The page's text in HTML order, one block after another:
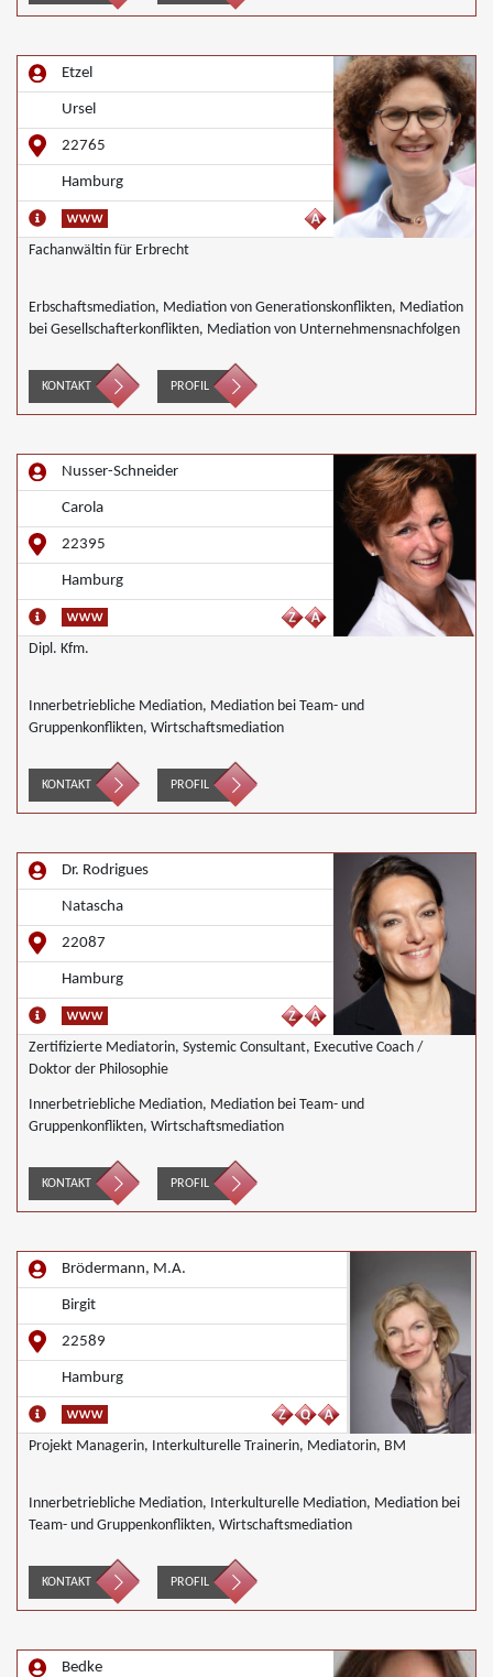
Gruppenkonflikten, Mediation von Unternehmensnachfolgen,
Etzel
Ursel
22765
Hamburg
Fachanwältin für Erbrecht
Erbschaftsmediation, Mediation von Generationskonflikten, Mediation
bei Gesellschafterkonflikten, Mediation von Unternehmensnachfolgen
KONTAKT PROFIL
Nusser-Schneider
Carola
22395
Hamburg
Dipl. Kfm.
Innerbetriebliche Mediation, Mediation bei Team- und
Gruppenkonflikten, Wirtschaftsmediation
KONTAKT PROFIL
Dr. Rodrigues
Natascha
22087
Hamburg
Zertifizierte Mediatorin, Systemic Consultant, Executive Coach /
Doktor der Philosophie
Innerbetriebliche Mediation, Mediation bei Team- und
Gruppenkonflikten, Wirtschaftsmediation
KONTAKT PROFIL
Brödermann, M.A.
Birgit
22589
Hamburg
Projekt Managerin, Interkulturelle Trainerin, Mediatorin, BM
Innerbetriebliche Mediation, Interkulturelle Mediation, Mediation bei
Team- und Gruppenkonflikten, Wirtschaftsmediation
KONTAKT PROFIL
Bedke